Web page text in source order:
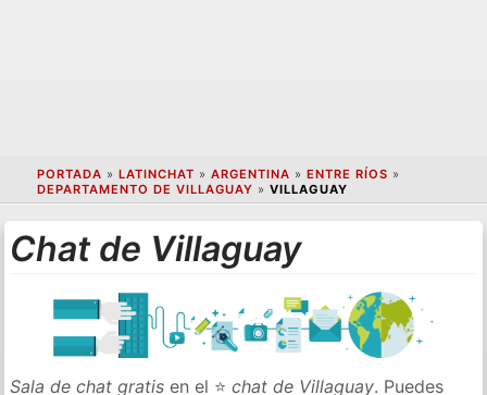
PORTADA » LATINCHAT » ARGENTINA » ENTRE RÍOS »
DEPARTAMENTO DE VILLAGUAY » VILLAGUAY
Chat de Villaguay
Sala de chat gratis en el ⭐chat de Villaguay. Puedes